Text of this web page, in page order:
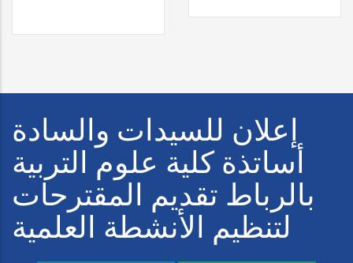
إعلان للسيدات والسادة
أساتذة كلية علوم التربية
بالرباط تقديم المقترحات
لتنظيم الأنشطة العلمية